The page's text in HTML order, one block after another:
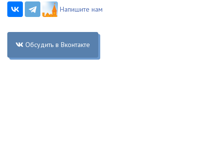
Напишите нам
Обсудить в Вконтакте